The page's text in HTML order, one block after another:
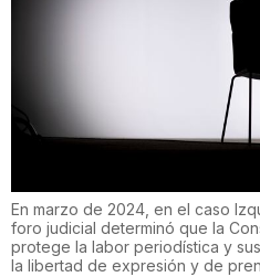
En marzo de 2024, en el caso
foro judicial determinó que la
protege la labor periodística y
la libertad de expresión y de